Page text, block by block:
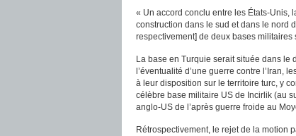
« Un accord conclu entre les États-Unis,
construction dans le sud et dans le nord
respectivement] de deux bases militaires
La base en Turquie serait située dans le
l’éventualité d’une guerre contre l’Iran,
à leur disposition sur le territoire turc, y
célèbre base militaire US de Incirlik (au
anglo-US de l’après guerre froide au
Rétrospectivement, le rejet de la motion